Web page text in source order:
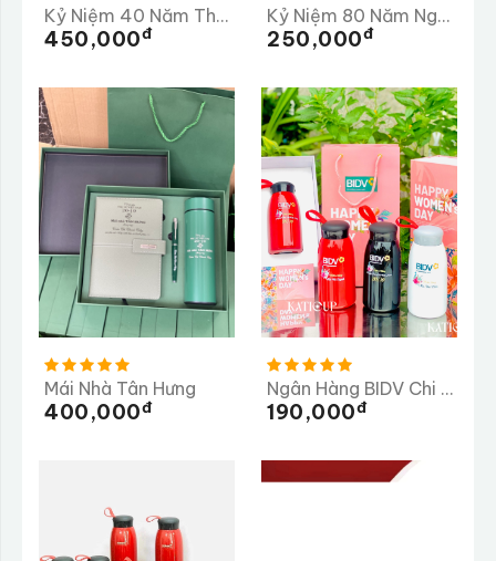
Kỷ Niệm 40 Năm Thành Lập Trường PTTH Lộc Thanh 1985-2025
450,000Đ
Kỷ Niệm 80 Năm Ngày Truyền Thống Lữ Đoàn 98
250,000Đ
Mái Nhà Tân Hưng
400,000Đ
Ngân Hàng BIDV Chi Nhánh Dung Quất
190,000Đ